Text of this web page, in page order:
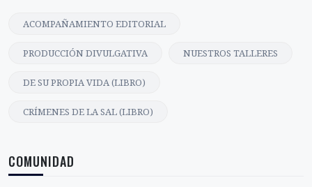
ACOMPAÑAMIENTO EDITORIAL
PRODUCCIÓN DIVULGATIVA NUESTROS TALLERES
DE SU PROPIA VIDA (LIBRO)
CRÍMENES DE LA SAL (LIBRO)
COMUNIDAD